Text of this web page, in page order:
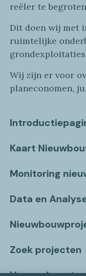
reëler te
Dit doen wij met
ruimtelijke
grondexploitaties
Wij zijn er voor
planeconomen,
Kaart
Monitoring
Data en
Zoek projecten